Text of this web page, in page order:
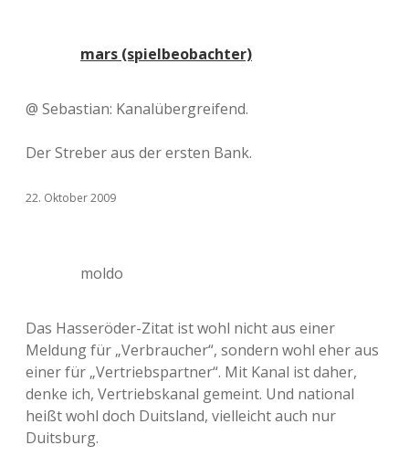
mars (spielbeobachter)
@ Sebastian: Kanalübergreifend.
Der Streber aus der ersten Bank.
22. Oktober 2009
moldo
Das Hasseröder-Zitat ist wohl nicht aus einer
Meldung für „Verbraucher“, sondern wohl eher aus
einer für „Vertriebspartner“. Mit Kanal ist daher,
denke ich, Vertriebskanal gemeint. Und national
heißt wohl doch Duitsland, vielleicht auch nur
Duitsburg.